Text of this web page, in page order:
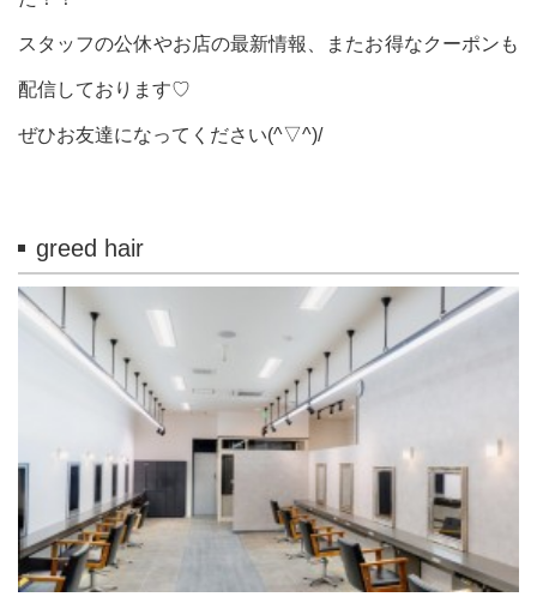
スタッフの公休やお店の最新情報、またお得なクーポンも
配信しております♡
ぜひお友達になってください(^▽^)/
greed hair